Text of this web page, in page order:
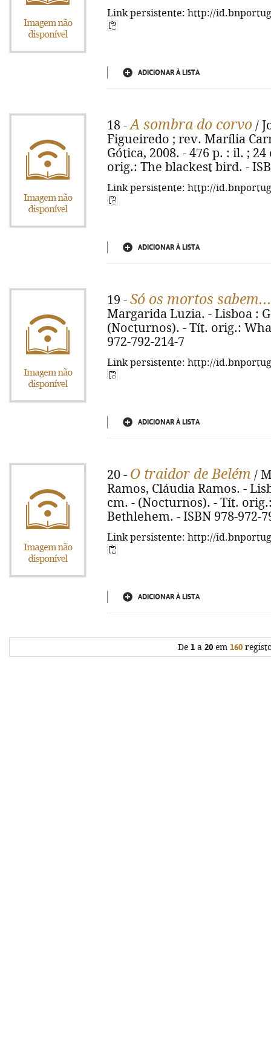
Link persistente: http://
ADICIONAR À LISTA
18 -A sombra do corvo /
Figueiredo ; rev. Marília
Gótica, 2008. - 476 p. : il. ;
orig.: The blackest bird. -
Link persistente: http://
ADICIONAR À LISTA
19 - Só os mortos sabem...
Margarida Luzia. - Lisboa :
(Nocturnos). - Tít. orig.:
972-792-214-7
Link persistente: http://
ADICIONAR À LISTA
20 - O traidor de Belém /
Ramos, Cláudia Ramos. -
cm. - (Nocturnos). - Tít.
Bethlehem. - ISBN 978-972-
Link persistente: http://
ADICIONAR À LISTA
De 1 a 20 em 160